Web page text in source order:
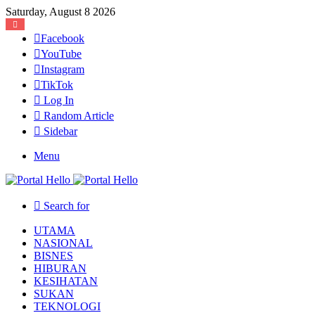
Saturday, August 8 2026
Facebook
YouTube
Instagram
TikTok
Log In
Random Article
Sidebar
Menu
Search for
UTAMA
NASIONAL
BISNES
HIBURAN
KESIHATAN
SUKAN
TEKNOLOGI